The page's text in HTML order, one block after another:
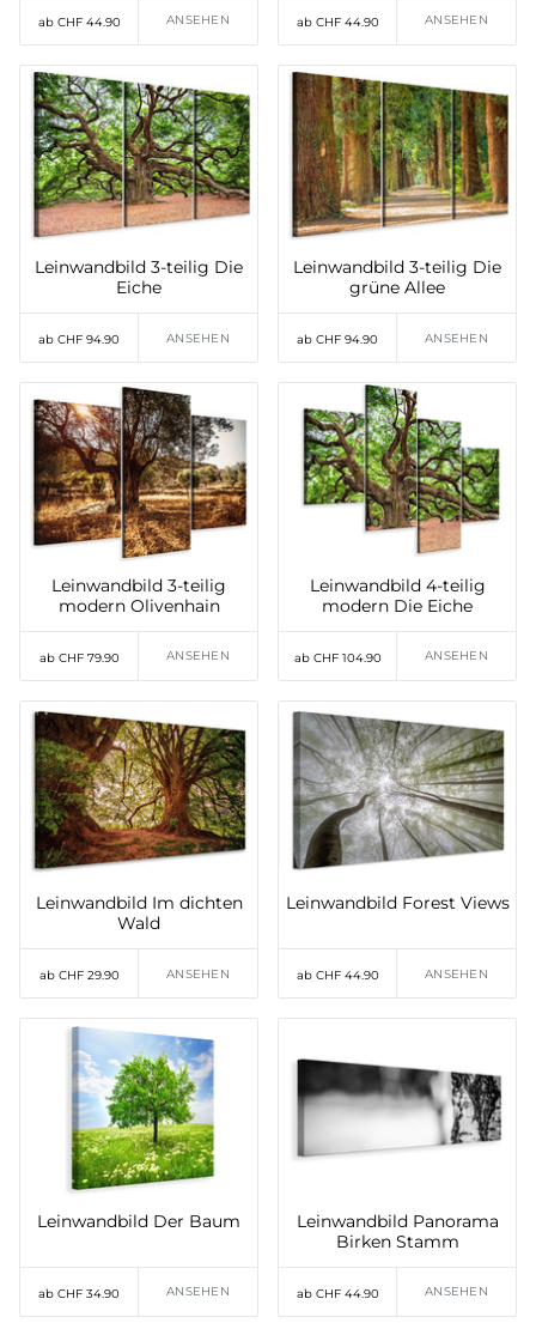
ab CHF 44.90 ANSEHEN ab CHF 44.90 ANSEHEN
Leinwandbild 3-teilig Die
Eiche
ab CHF 94.90 ANSEHEN
Leinwandbild 3-teilig Die
grüne Allee
ab CHF 94.90 ANSEHEN
Leinwandbild 3-teilig
modern Olivenhain
ab CHF 79.90 ANSEHEN
Leinwandbild 4-teilig
modern Die Eiche
ab CHF 104.90 ANSEHEN
Leinwandbild Im dichten
Wald
ab CHF 29.90 ANSEHEN
Leinwandbild Forest Views
ab CHF 44.90 ANSEHEN
Leinwandbild Der Baum
ab CHF 34.90 ANSEHEN
Leinwandbild Panorama
Birken Stamm
ab CHF 44.90 ANSEHEN